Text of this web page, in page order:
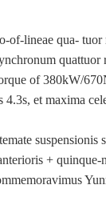
of-lineae qua-
quattuor
of 380kW/
et maxima
suspensionis
+ quinque-